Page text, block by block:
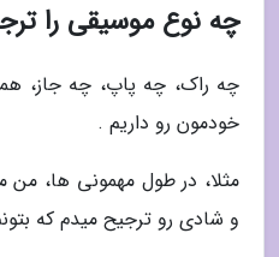
چه نوع موسیقی را
چه راک، چه پاپ، چه جاز،
خودمون رو داریم .
مثلا، در طول مهمونی ها، من
و شادی رو ترجیح میدم که